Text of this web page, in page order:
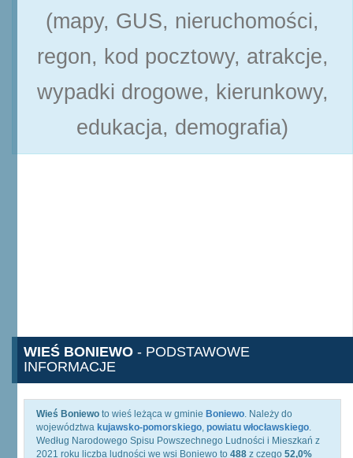
(mapy, GUS, nieruchomości,
regon, kod pocztowy, atrakcje,
wypadki drogowe, kierunkowy,
edukacja, demografia)
WIEŚ BONIEWO - PODSTAWOWE
INFORMACJE
Wieś Boniewo to wieś leżąca w gminie Boniewo. Należy do
województwa kujawsko-pomorskiego, powiatu włocławskiego.
Według Narodowego Spisu Powszechnego Ludności i Mieszkań z
2021 roku liczba ludności we wsi Boniewo to 488 z czego 52,0%